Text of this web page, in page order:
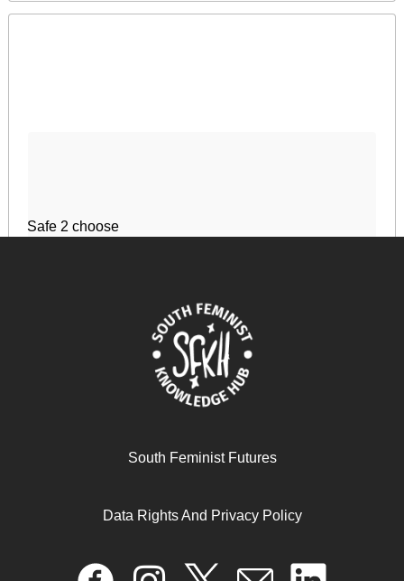
Safe 2 choose
South Feminist Futures
Data Rights And Privacy Policy